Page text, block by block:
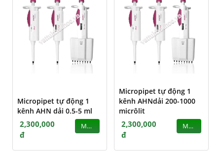
Micropipet tự động 1
kênh AHN dải 0.5-5 ml
2,300,000
đ
MUA
Micropipet tự động 1
kênh AHNdải 200-1000
micrôlit
2,300,000
đ
MUA